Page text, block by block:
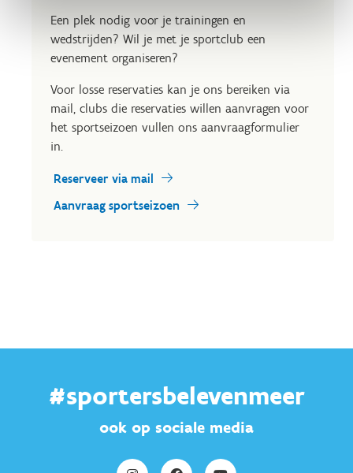
Een plek nodig voor je trainingen en
wedstrijden? Wil je met je sportclub een
evenement organiseren?
Voor losse reservaties kan je ons bereiken via
mail, clubs die reservaties willen aanvragen voor
het sportseizoen vullen ons aanvraagformulier
in.
Reserveer via mail
Aanvraag sportseizoen
#sportersbelevenmeer
ook op sociale media